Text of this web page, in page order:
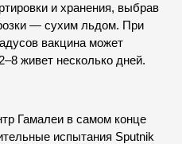
и хранения, выбрав
— сухим льдом. При
вакцина может
живет несколько дней.
Гамалеи в самом конце
испытания Sputnik